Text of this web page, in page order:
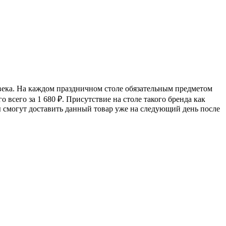
На каждом праздничном столе обязательным предметом
всего за 1 680 ₽. Присутствие на столе такого бренда как
доставить данный товар уже на следующий день после